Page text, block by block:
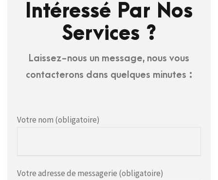
Intéressé Par Nos
Services ?
Laissez-nous un message, nous vous
contacterons dans quelques minutes :
Votre nom (obligatoire)
Votre adresse de messagerie (obligatoire)